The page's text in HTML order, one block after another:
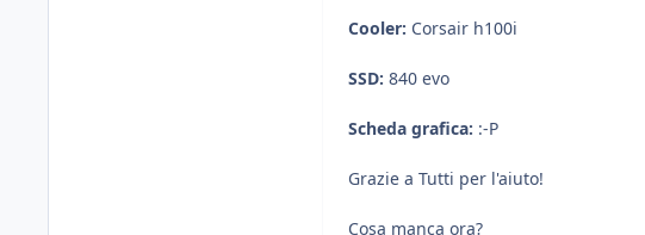
Cooler: Corsair h100i
SSD: 840 evo
Scheda grafica: :-P
Grazie a Tutti per l'aiuto!
Cosa manca ora?